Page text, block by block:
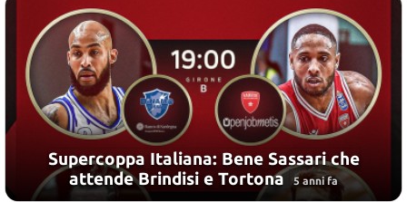
Supercoppa Italiana: Bene Sassari che
attende Brindisi e Tortona
5 anni fa